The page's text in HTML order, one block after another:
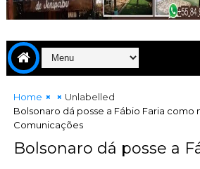
Home
Unlabelled
Bolsonaro dá posse a Fábio Faria como
Comunicações
Bolsonaro dá posse a